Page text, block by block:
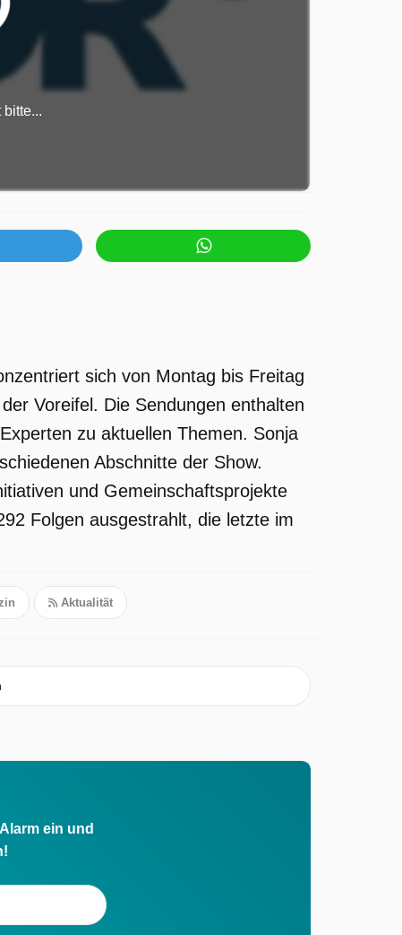
bitte...
sich von Montag bis Freitag
Voreifel. Die Sendungen enthalten
zu aktuellen Themen. Sonja
Abschnitte der Show.
und Gemeinschaftsprojekte
Folgen ausgestrahlt, die letzte im
Aktualität
ein und